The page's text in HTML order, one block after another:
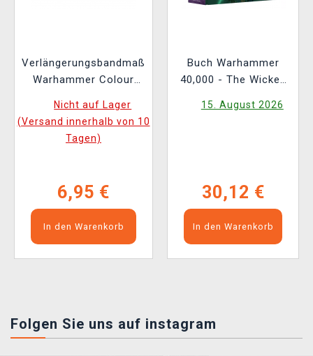
Verlängerungsbandmaß
Warhammer Colour
Nicht auf Lager
(Versand innerhalb von 10
Tagen)
6,95 €
In den Warenkorb
Buch Warhammer
40,000 - The Wicked
15. August 2026
30,12 €
In den Warenkorb
Folgen Sie uns auf instagram